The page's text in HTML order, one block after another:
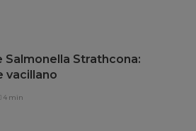
Salmonella Strathcona:
vacillano
4 min